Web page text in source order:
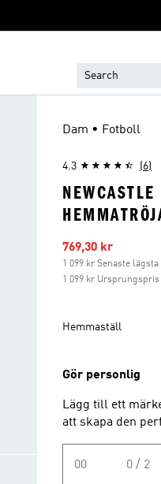
Dam • Fotboll
4.3 (6)
Reapris
769,30 kr
1 099 kr Senaste
1 099 kr Ursprungspris
Hemmaställ
Gör personlig
Lägg till ett
att skapa den
00 0 / 2